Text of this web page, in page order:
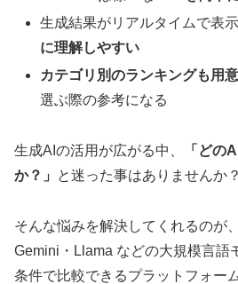
生成結果がリアルタイムで表
に理解しやすい
カテゴリ別のランキングも用
選ぶ際の参考になる
生成AIの活用が広がる中、
「どの
か？」
と迷った事はありませんか？
そんな悩みを解決してくれるのが
Gemini・Llama などの大規模言語
条件で比較できるプラットフォー